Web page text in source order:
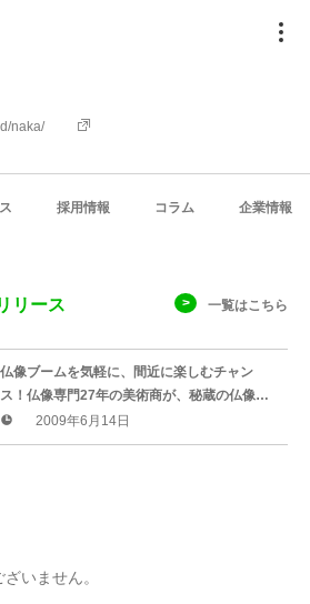
naka/
採用情報 コラム 企業情報
リース 一覧はこちら
仏像ブームを気軽に、間近に楽しむチャン
ス！仏像専門27年の美術商が、秘蔵の仏像を
渋谷で公開。
2009年6月14日
いません。